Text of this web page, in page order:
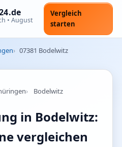
• August
Vergleich
starten
07381 Bodelwitz
Bodelwitz
in Bodelwitz:
vergleichen